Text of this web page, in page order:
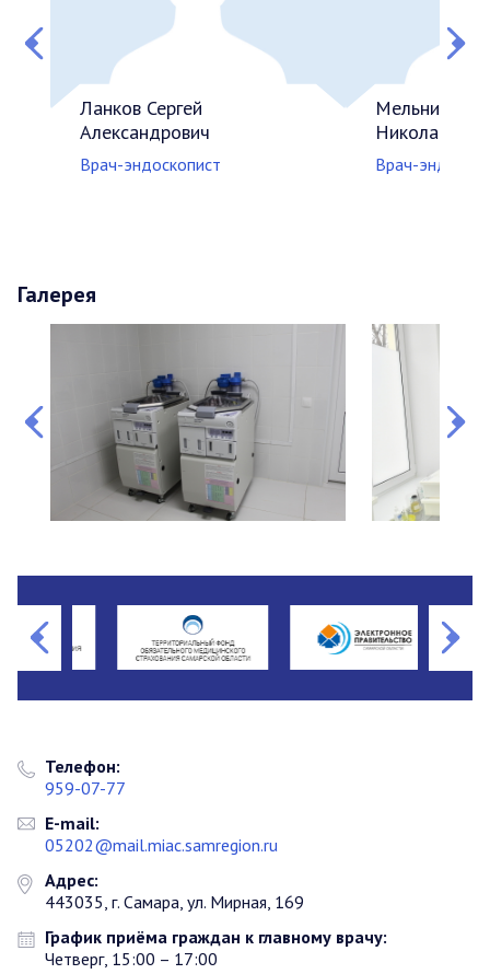
Ланков Сергей
Александрович
Врач-эндоскопист
Мельников
Николаевич
Врач-
Галерея
Телефон:
959-07-77
E-mail:
05202@mail.miac.samregion.ru
Адрес:
443035, г. Самара, ул. Мирная, 169
График приёма граждан к главному врачу:
Четверг, 15:00 – 17:00